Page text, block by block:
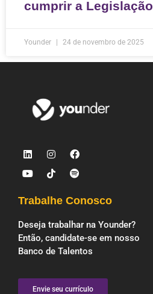
cumprir a Legislação
Younder 24 de novembro de 2025
Trabalhe Conosco
Deseja trabalhar na Younder?
Então, candidate-se em nosso
Banco de Talentos
Envie seu currículo